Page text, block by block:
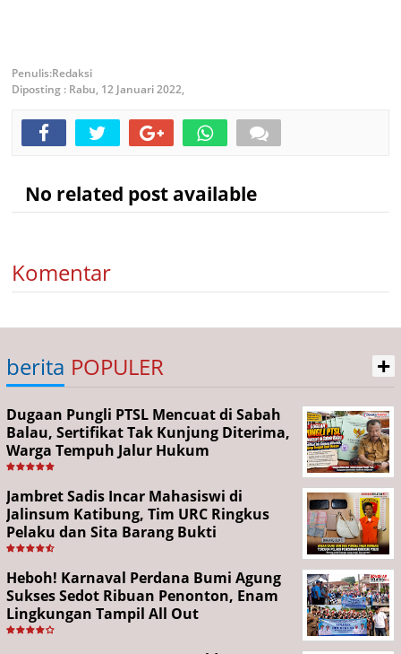
Redaksi
Diposting : Rabu, 12 Januari 2022,
No related post available
Komentar
berita POPULER +
Dugaan Pungli PTSL Mencuat di Sabah
Balau, Sertifikat Tak Kunjung Diterima,
Warga Tempuh Jalur Hukum
Jambret Sadis Incar Mahasiswi di
Jalinsum Katibung, Tim URC Ringkus
Pelaku dan Sita Barang Bukti
Heboh! Karnaval Perdana Bumi Agung
Sukses Sedot Ribuan Penonton, Enam
Lingkungan Tampil All Out